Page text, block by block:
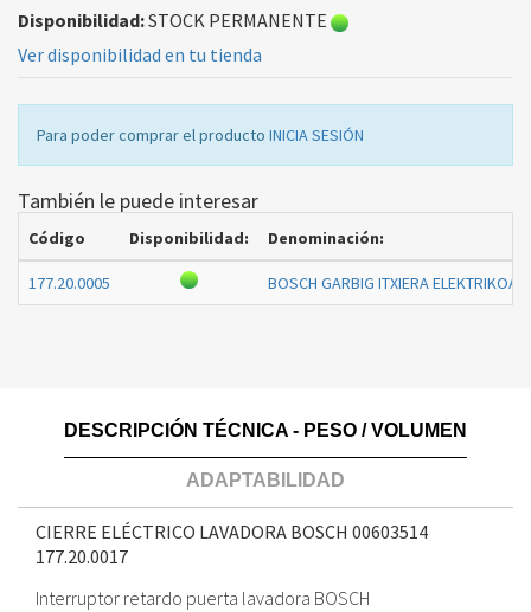
Disponibilidad:STOCK PERMANENTE
Ver disponibilidad en tu tienda
Para poder comprar el producto INICIA SESIÓN
También le puede interesar
Código Disponibilidad: Denominación:
177.20.0005 BOSCH GARBIG ITXIERA ELEKTRIKOA
DESCRIPCIÓN TÉCNICA - PESO / VOLUMEN
ADAPTABILIDAD
CIERRE ELÉCTRICO LAVADORA BOSCH 00603514
177.20.0017
Interruptor retardo puerta lavadora BOSCH